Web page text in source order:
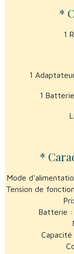
*
1
1
1
*
Mode
Tension de
Batterie :